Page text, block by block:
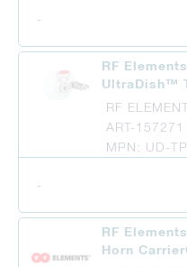
-
RF
UltraDish™
RF
ART-157271
MPN: UD-
-
RF
Horn